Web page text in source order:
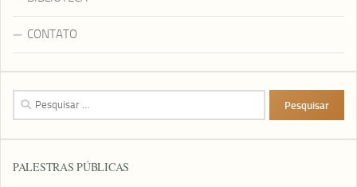
CONTATO
Pesquisar
por:
PALESTRAS PÚBLICAS